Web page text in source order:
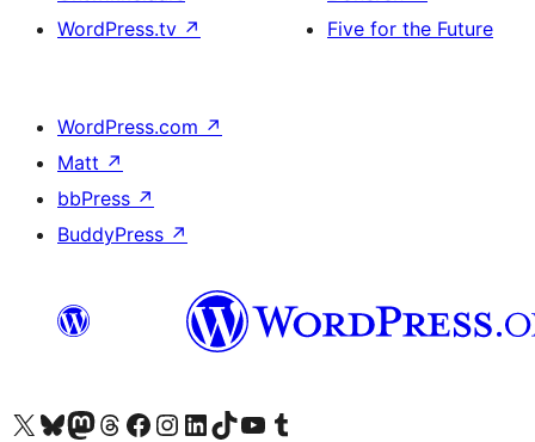
WordPress.tv ↗
Five for the Future
WordPress.com ↗
Matt ↗
bbPress ↗
BuddyPress ↗
Bezoek ons X (voorheen Twitter) account
Bezoek ons Bluesky account
Bezoek ons Mastodon account
Bezoek ons Threads account
Onze Facebook pagina bezoeken
Bezoek ons Instagram account
Bezoek ons LinkedIn account
Bezoek ons TikTok account
Bezoek ons YouTube kanaalBezoek ons Tumblr account